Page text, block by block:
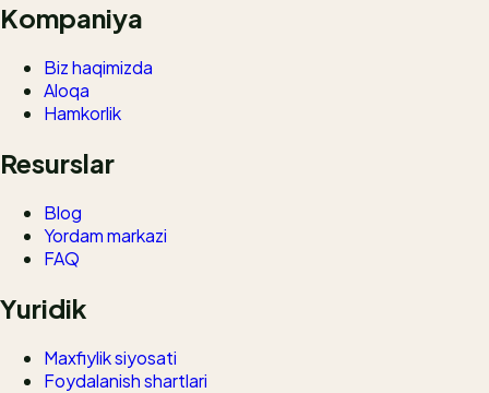
Kompaniya
Biz haqimizda
Aloqa
Hamkorlik
Resurslar
Blog
Yordam markazi
FAQ
Yuridik
Maxfiylik siyosati
Foydalanish shartlari